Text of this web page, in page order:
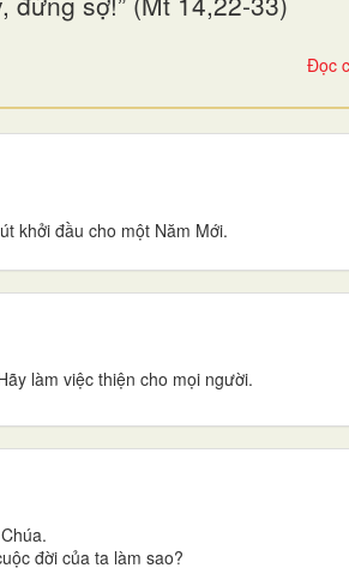
Đọc
khởi đầu cho một Năm Mới.
làm việc thiện cho mọi người.
đời của ta làm sao?